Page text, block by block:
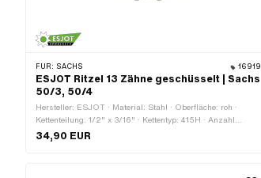
FÜR: SACHS 16919
ESJOT Ritzel 13 Zähne geschüsselt | Sachs
50/3, 50/4
Hersteller: ESJOT · Material: Stahl · Oberfläche: roh ·
Kettenteilung: 1/2" x 3/16" · Kettentyp: 415H · Anzahl
Zähne: 13 Stk. · Aufnahmeart: Ø15 x SW12 · Kröpfung
34,90 EUR